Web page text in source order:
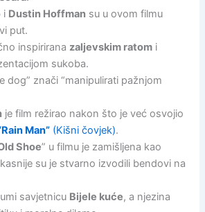
i Dustin Hoffmansu u ovom filmu
put.
inspirirana zaljevskim ratomi
sukoba.
dog” znači “manipulirati pažnjom
je film režirao nakon što je već osvojio
Man”(Kišni čovjek).
Shoe” u filmu je zamišljena kao
su je stvarno izvodili bendovi na
savjetnicu Bijele kuće, a njezina